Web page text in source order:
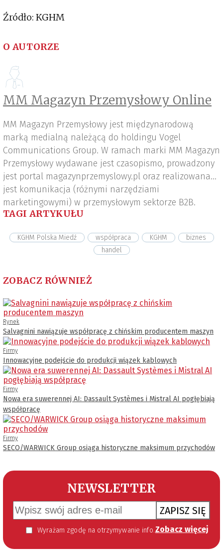
Źródło: KGHM
O AUTORZE
MM Magazyn Przemysłowy Online
MM Magazyn Przemysłowy jest międzynarodową
marką medialną należącą do holdingu Vogel
Communications Group. W ramach marki MM Magazyn
Przemysłowy wydawane jest czasopismo, prowadzony
jest portal magazynprzemyslowy.pl oraz realizowana
jest komunikacja (różnymi narzędziami
marketingowymi) w przemysłowym sektorze B2B.
TAGI ARTYKUŁU
KGHM Polska Miedź współpraca KGHM
biznes
handel
ZOBACZ RÓWNIEŻ
Rynek
Salvagnini nawiązuje współpracę z chińskim producentem maszyn
Firmy
Innowacyjne podejście do produkcji wiązek kablowych
Firmy
Nowa era suwerennej AI: Dassault Systèmes i Mistral AI pogłębiają
współpracę
Firmy
SECO/WARWICK Group osiąga historyczne maksimum przychodów
NEWSLETTER
ZAPISZ SIĘ
Wyrażam zgodę na otrzymywanie informacji handlowej kierowanej do mnie za pomocą środków komunikacji elektronicznej w szczególności poczty elektronicznej zgodnie z przepisem art. 10 ust 2 ustawy z dnia 18 lipca 2002 roku o świadczeniu usług drogą elektroniczną (Dz. U. 144 z 2002 r. poz. 1204). Zgoda jest dobrowolna, jednak jej wyrażenie jest konieczne, aby otrzymywać newsletter. Zobacz więcej